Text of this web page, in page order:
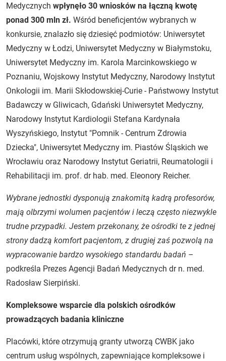
Medycznych wpłynęło 30 wniosków na łączną kwotę
ponad 300 mln zł. Wśród beneficjentów wybranych w
konkursie, znalazło się dziesięć podmiotów: Uniwersytet
Medyczny w Łodzi, Uniwersytet Medyczny w Białymstoku,
Uniwersytet Medyczny im. Karola Marcinkowskiego w
Poznaniu, Wojskowy Instytut Medyczny, Narodowy Instytut
Onkologii im. Marii Skłodowskiej-Curie - Państwowy Instytut
Badawczy w Gliwicach, Gdański Uniwersytet Medyczny,
Narodowy Instytut Kardiologii Stefana Kardynała
Wyszyńskiego, Instytut "Pomnik - Centrum Zdrowia
Dziecka", Uniwersytet Medyczny im. Piastów Śląskich we
Wrocławiu oraz Narodowy Instytut Geriatrii, Reumatologii i
Rehabilitacji im. prof. dr hab. med. Eleonory Reicher.
Wybrane jednostki dysponują znakomitą kadrą profesorów,
mają olbrzymi wolumen pacjentów i leczą często niezwykle
trudne przypadki. Jestem przekonany, że ośrodki te z jednej
strony dadzą komfort pacjentom, z drugiej zaś pozwolą na
wypracowanie bardzo wysokiego standardu badań –
podkreśla Prezes Agencji Badań Medycznych dr n. med.
Radosław Sierpiński.
Kompleksowe wsparcie dla polskich ośrodków
prowadzących badania kliniczne
Placówki, które otrzymują granty utworzą CWBK jako
centrum usług wspólnych, zapewniające kompleksowe i